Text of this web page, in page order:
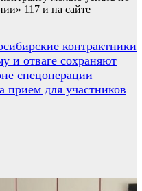
117 и на сайте
контрактники
и отваге сохраняют
спецоперации
прием для участников